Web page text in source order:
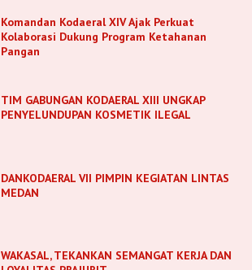
Komandan Kodaeral XIV Ajak Perkuat
Kolaborasi Dukung Program Ketahanan
Pangan
TIM GABUNGAN KODAERAL XIII UNGKAP
PENYELUNDUPAN KOSMETIK ILEGAL
DANKODAERAL VII PIMPIN KEGIATAN LINTAS
MEDAN
WAKASAL, TEKANKAN SEMANGAT KERJA DAN